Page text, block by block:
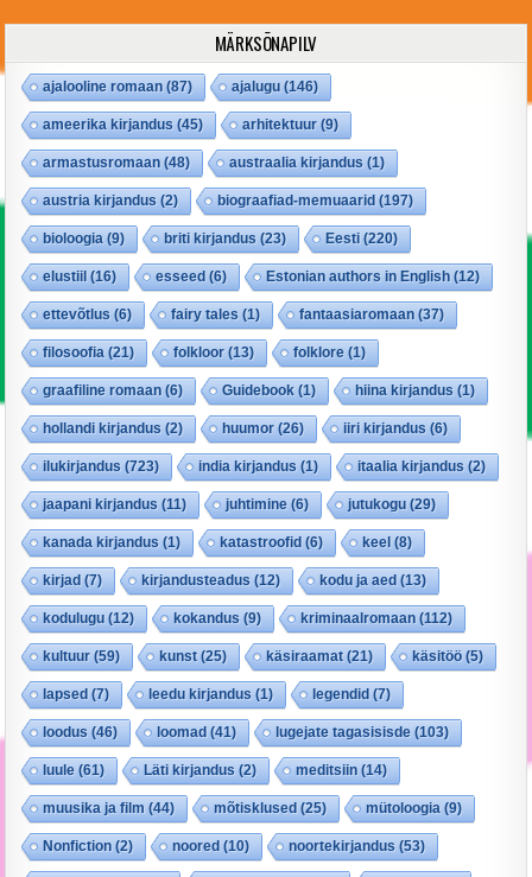
MÄRKSÕNAPILV
ajalooline romaan (87) ajalugu (146)
ameerika kirjandus (45) arhitektuur(9)
armastusromaan (48) austraalia kirjandus (1)
austria kirjandus (2) biograafiad-memuaarid (197)
bioloogia (9) briti kirjandus (23) Eesti (220)
elustiil (16) esseed (6) Estonian authors in English (12)
ettevõtlus (6) fairy tales (1) fantaasiaromaan (37)
filosoofia (21) folkloor(13) folklore (1)
graafiline romaan (6) Guidebook (1) hiina kirjandus (1)
hollandi kirjandus (2) huumor(26) iiri kirjandus (6)
ilukirjandus (723) india kirjandus (1) itaalia kirjandus (2)
jaapani kirjandus (11) juhtimine (6) jutukogu (29)
kanada kirjandus (1) katastroofid (6) keel (8)
kirjad (7) kirjandusteadus (12) kodu ja aed (13)
kodulugu (12) kokandus (9) kriminaalromaan (112)
kultuur(59) kunst(25) käsiraamat(21) käsitöö (5)
lapsed (7) leedu kirjandus (1) legendid (7)
loodus (46) loomad (41) lugejate tagasisisde (103)
luule (61) Läti kirjandus (2) meditsiin (14)
muusika ja film (44) mõtisklused (25) mütoloogia (9)
Nonfiction (2) noored (10) noortekirjandus (53)